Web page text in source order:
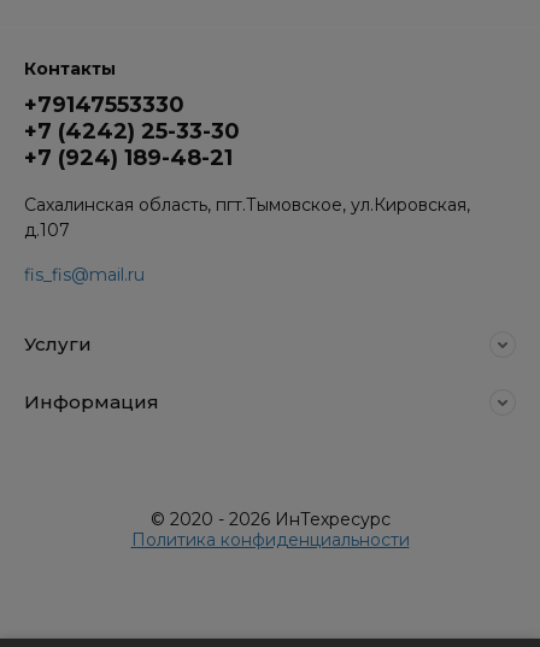
Контакты
+79147553330
+7 (4242) 25-33-30
+7 (924) 189-48-21
Сахалинская область, пгт.Тымовское, ул.Кировская,
д.107
fis_fis@mail.ru
Услуги
Информация
© 2020 - 2026 ИнТехресурс
Политика конфиденциальности